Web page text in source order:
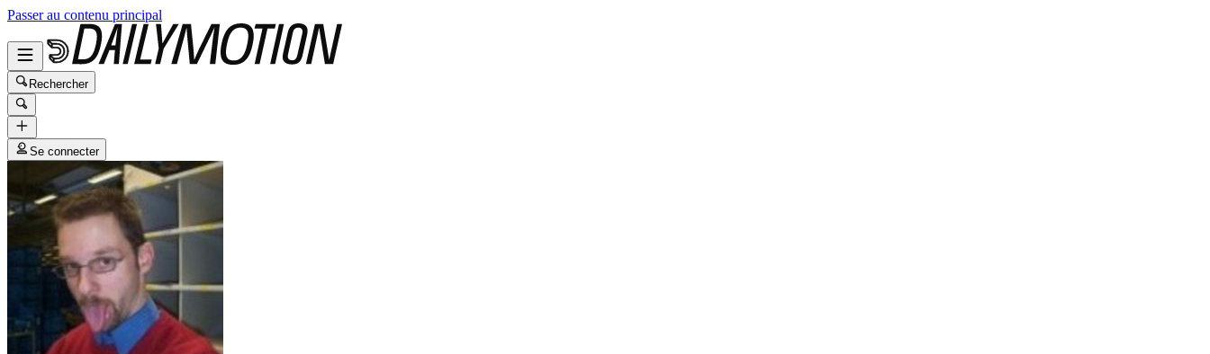
Passer au contenu principal
Rechercher
Se connecter